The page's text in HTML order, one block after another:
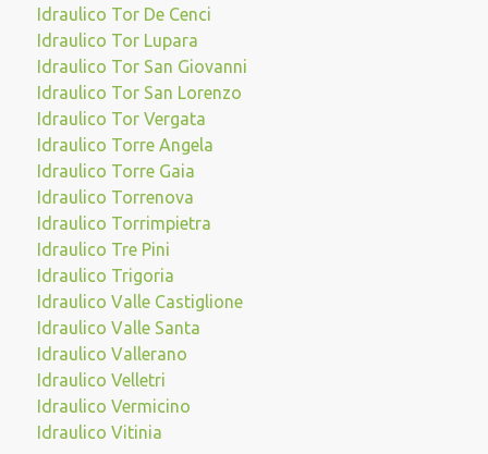
Idraulico Tor De Cenci
Idraulico Tor Lupara
Idraulico Tor San Giovanni
Idraulico Tor San Lorenzo
Idraulico Tor Vergata
Idraulico Torre Angela
Idraulico Torre Gaia
Idraulico Torrenova
Idraulico Torrimpietra
Idraulico Tre Pini
Idraulico Trigoria
Idraulico Valle Castiglione
Idraulico Valle Santa
Idraulico Vallerano
Idraulico Velletri
Idraulico Vermicino
Idraulico Vitinia